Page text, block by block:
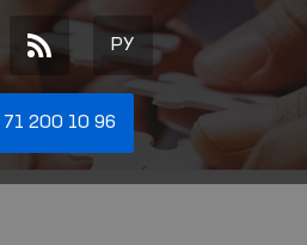
РУ
71 200 10 96